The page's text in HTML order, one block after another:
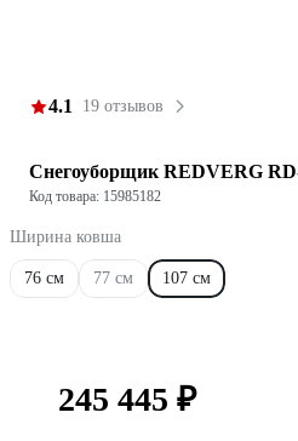
4.1 19 отзывов
Снегоуборщик REDVERG
Код товара: 15985182
Ширина ковша
76 см 77 см 107 см
245 445 ₽